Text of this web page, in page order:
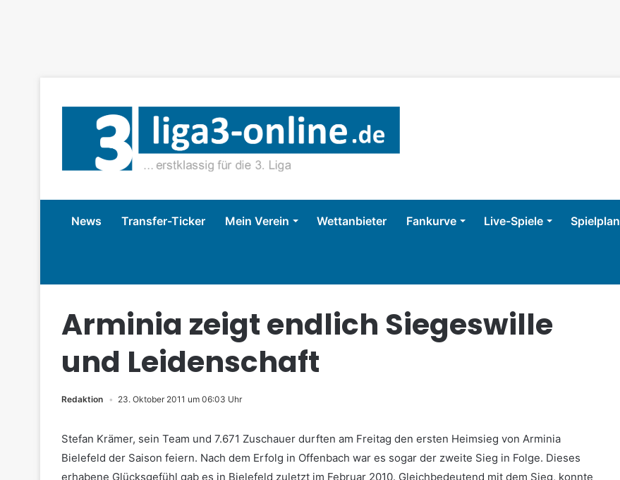
News Transfer-Ticker Mein Verein Wettanbieter Fankurve Live-Spiele Spielplan
Arminia zeigt endlich Siegeswille
und Leidenschaft
Redaktion 23. Oktober 2011 um 06:03 Uhr
Stefan Krämer, sein Team und 7.671 Zuschauer durften am Freitag den ersten Heimsieg von Arminia
Bielefeld der Saison feiern. Nach dem Erfolg in Offenbach war es sogar der zweite Sieg in Folge. Dieses
erhabene Glücksgefühl gab es in Bielefeld zuletzt im Februar 2010. Gleichbedeutend mit dem Sieg, konnte